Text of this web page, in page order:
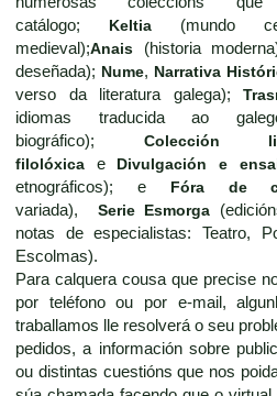
catálogo; Keltia (mundo
medieval);Anais (historia
deseñada); Nume, Narrativa
verso da literatura galega);
idiomas traducida ao
biográfico); Colección
filolóxica e Divulgación e
etnográficos); e Fóra de
variada), Serie Esmorga
notas de especialistas: Teatro,
Escolmas).
Para calquera cousa que precise
por teléfono ou por e-mail,
traballamos lle resolverá o seu
pedidos, a información sobre
ou distintas cuestións que nos